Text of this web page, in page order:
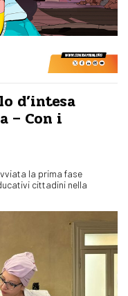
d’intesa
– Con i
la prima fase
cittadini nella